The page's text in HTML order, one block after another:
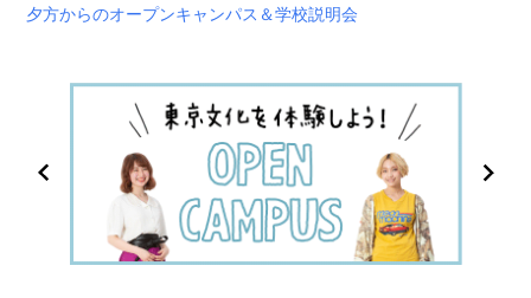
夕方からのオープンキャンパス＆学校説明会